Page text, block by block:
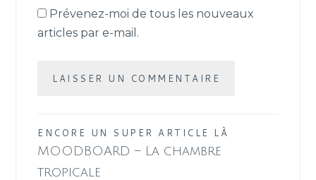
Prévenez-moi de tous les nouveaux
articles par e-mail.
Navigation
de
ENCORE UN SUPER ARTICLE LÀ
MOODBOARD – La chambre
tropicale